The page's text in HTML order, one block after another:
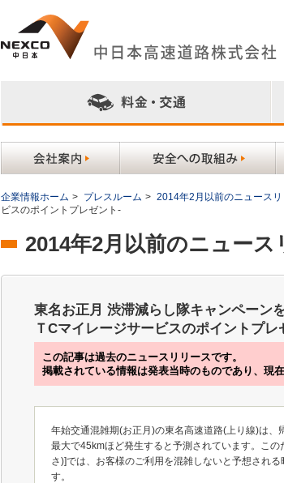
企業情報ホーム > プレスルーム > 2014年2月以前のニュースリ
ビスのポイントプレゼント-
2014年2月以前のニュース
東名お正月 渋滞減らし隊キャンペーン
ＴCマイレージサービスのポイントプレ
この記事は過去のニュースリリースです。
掲載されている情報は発表当時のものであり、現
年始交通混雑期(お正月)の東名高速道路(上り線)は
最大で45kmほど発生すると予測されています。こ
さ)]では、お客様のご利用を混雑しないと予想され
す。